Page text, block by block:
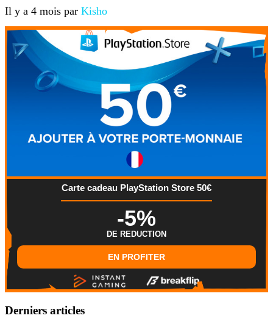
Il y a 4 mois par Kisho
Carte cadeau PlayStation Store 50€
-5%
DE REDUCTION
EN PROFITER
Derniers articles